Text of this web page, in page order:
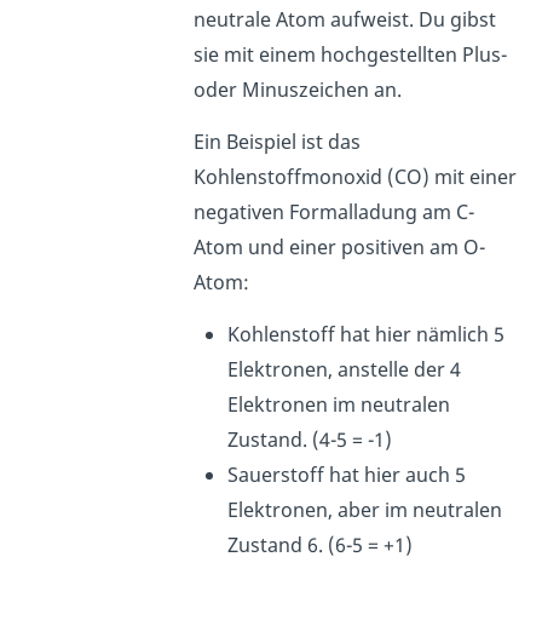
neutrale Atom aufweist. Du gibst
sie mit einem hochgestellten Plus-
oder Minuszeichen an.
Ein Beispiel ist das
Kohlenstoffmonoxid (CO) mit einer
negativen Formalladung am C-
Atom und einer positiven am O-
Atom:
Kohlenstoff hat hier nämlich 5
Elektronen, anstelle der 4
Elektronen im neutralen
Zustand. (4-5 = -1)
Sauerstoff hat hier auch 5
Elektronen, aber im neutralen
Zustand 6. (6-5 = +1)